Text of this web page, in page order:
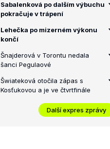
Sabalenková po dalším výbuchu
pokračuje v trápení
Lehečka po mizerném výkonu
končí
Šnajderová v Torontu nedala
šanci Pegulaové
Šwiateková otočila zápas s
Kosťukovou a je ve čtvrtfinále
Další expres zprávy